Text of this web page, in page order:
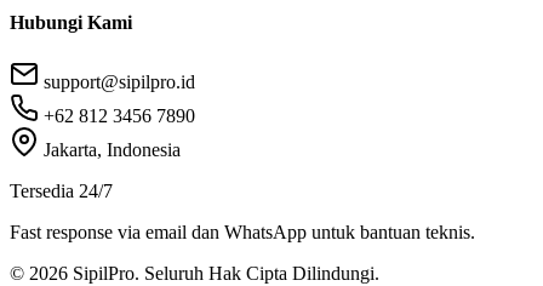
Hubungi Kami
support@sipilpro.id
+62 812 3456 7890
Jakarta, Indonesia
Tersedia 24/7
Fast response via email dan WhatsApp untuk bantuan teknis.
© 2026 SipilPro. Seluruh Hak Cipta Dilindungi.